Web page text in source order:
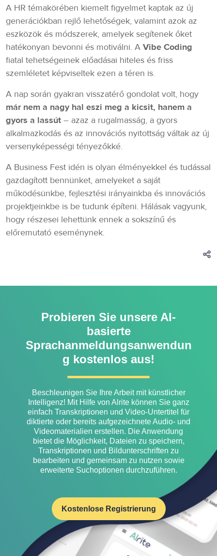
A HR témakörében kiemelt figyelmet kaptak az új
generációkban rejlő lehetőségek, valamint azok az
eszközök és módszerek, amelyek segítenek őket
hatékonyan bevonni és motiválni. A Vibe Coding
fiatal tehetségeinek előadásai hiteles és friss
szemléletet képviseltek ezen a téren is.
A nap során gyakran visszatérő gondolat volt, hogy
már nem a nagy hal eszi meg a kicsit, hanem a
gyors a lassút – azaz a rugalmasság, a gyors
alkalmazkodás és az innovációs nyitottság váltak az új
versenyképességi tényezőkké.
A Business Fest idén is olyan élményekkel és tudással
gazdagított bennünket, amelyeket a saját
működésünkbe, fejlesztési irányainkba és innovációs
projektjeinkbe is be tudunk építeni. Hálásak vagyunk,
hogy részesei lehettünk ennek a sokszínű és
előremutató eseménynek.
Probieren Sie unsere AI-
basierte
Sprachanmeldungsanwendun
g kostenlos aus!
Beschleunigen Sie Ihre Arbeit mit künstlicher
Intelligenz! Mit Hilfe von Alrite können Sie ganz
einfach Transkriptionen und Video-Untertitel für
diktierte oder bereits aufgezeichnete Audio- und
Videomaterialien erstellen. Die Anwendung
bietet die Möglichkeit, Dateien zu speichern,
Transkriptionen und Bildunterschriften zu
bearbeiten und gemeinsam zu nutzen sowie
erweiterte Suchoptionen durchzuführen.
Kostenlose Registrierung